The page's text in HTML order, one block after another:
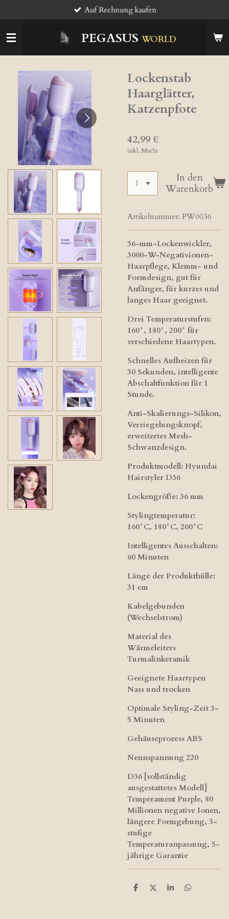
Hauptinhalt
springen
PEGASUS WORLD
Auf Rechnung kaufen
Lockenstab
Haarglätter,
Katzenpfote
42,99 €
inkl. MwSt
In den
Warenkorb
Artikelnummer: PW0036
36-mm-Lockenwickler,
3000-W-Negativionen-
Haarpflege, Klemm- und
Formdesign, gut für
Anfänger, für kurzes und
langes Haar geeignet.
Drei Temperaturstufen:
160°, 180°, 200° für
verschiedene Haartypen.
Schnelles Aufheizen für
30 Sekunden, intelligente
Abschaltfunktion für 1
Stunde.
Anti-Skalierungs-Silikon,
Verriegelungsknopf,
erweitertes Mesh-
Schwanzdesign.
Produktmodell: Hyundai
Hairstyler D36
Lockengröße: 36 mm
Stylingtemperatur:
160°C, 180°C, 200°C
Intelligentes Ausschalten:
60 Minuten
Länge der Produkthülle:
31 cm
Kabelgebunden
(Wechselstrom)
Material des
Wärmeleiters
Turmalinkeramik
Geeignete Haartypen
Nass und trocken
Optimale Styling-Zeit 3-
5 Minuten
Gehäuseprozess ABS
Nennspannung 220
D36 [vollständig
ausgestattetes Modell]
Temperament Purple, 80
Millionen negative Ionen,
längere Formgebung, 3-
stufige
Temperaturanpassung, 5-
jährige Garantie
T
T
T
T